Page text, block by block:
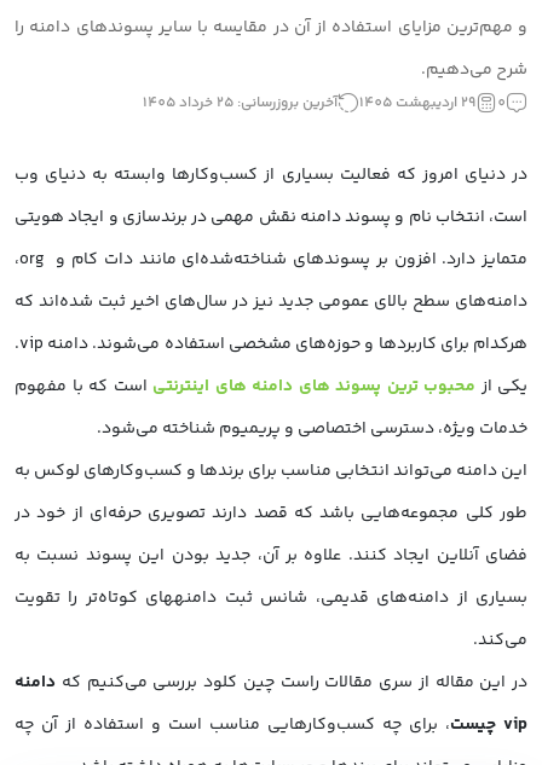
و مهم‌ترین مزایای استفاده از آن در مقایسه با سایر پسوندهای دامنه را
شرح می‌دهیم.
0 29 اردیبهشت 1405 آخرین بروزرسانی: 25 خرداد 1405
در دنیای امروز که فعالیت بسیاری از کسب‌وکارها وابسته به دنیای وب
است، انتخاب نام و پسوند دامنه نقش مهمی در برندسازی و ایجاد هویتی
متمایز دارد. افزون بر پسوندهای شناخته‌شده‌ای مانند دات کام و org،
دامنه‌های سطح بالای عمومی جدید نیز در سال‌های اخیر ثبت شده‌اند که
هرکدام برای کاربردها و حوزه‌های مشخصی استفاده می‌شوند. دامنه vip.
یکی از محبوب ترین پسوند های دامنه های اینترنتی است که با مفهوم
خدمات ویژه، دسترسی اختصاصی و پریمیوم شناخته می‌شود.
این دامنه می‌تواند انتخابی مناسب برای برندها و کسب‌وکارهای لوکس به
طور کلی مجموعه‌هایی باشد که قصد دارند تصویری حرفه‌ای از خود در
فضای آنلاین ایجاد کنند. علاوه بر آن، جدید بودن این پسوند نسبت به
بسیاری از دامنه‌های قدیمی، شانس ثبت دامنه‎های کوتاه‌تر را تقویت
می‌کند.
در این مقاله از سری مقالات راست چین کلود بررسی می‌کنیم که دامنه
vip چیست
، برای چه کسب‌وکارهایی مناسب است و استفاده از آن چه